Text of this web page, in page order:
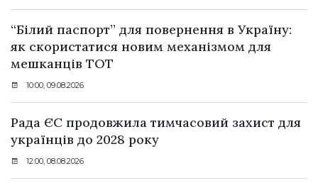
“Білий паспорт” для повернення в Україну:
як скористатися новим механізмом для
мешканців ТОТ
10:00, 09.08.2026
Рада ЄС продовжила тимчасовий захист для
українців до 2028 року
12:00, 08.08.2026